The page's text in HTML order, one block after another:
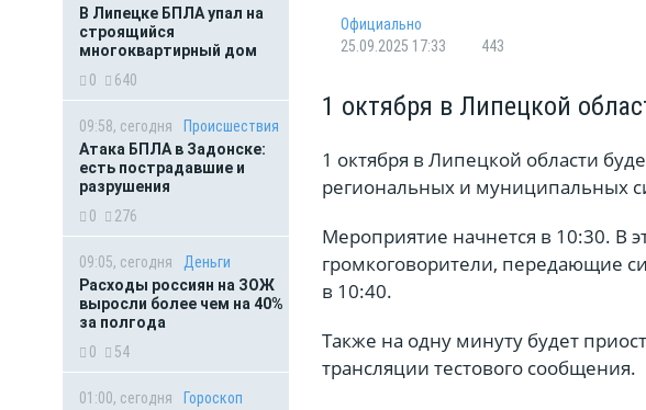
В Липецке БПЛА упал на
строящийся
многоквартирный дом
0
640
09:58, сегодня
Происшествия
Атака БПЛА в Задонске:
есть пострадавшие и
разрушения
0
276
09:05, сегодня
Деньги
Расходы россиян на ЗОЖ
выросли более чем на 40%
за полгода
0
54
01:00, сегодня
Гороскоп
Официально
25.09.2025 17:33
443
1 октября в Липецкой
1 октября в Липецкой области
региональных и муниципальных
Мероприятие начнется в 10:30. В
громкоговорители, передающие
в 10:40.
Также на одну минуту будет
трансляции тестового сообщения.